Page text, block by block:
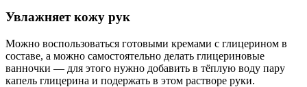
Увлажняет кожу рук
Можно воспользоваться готовыми кремами с глицерином в
составе, а можно самостоятельно делать глицериновые
ванночки — для этого нужно добавить в тёплую воду пару
капель глицерина и подержать в этом растворе руки.